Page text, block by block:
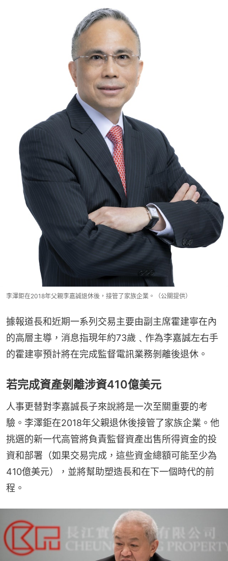
李澤鉅在2018年父親李嘉誠退休後，接管了家族企業。（公關提供）
據報道長和近期一系列交易主要由副主席霍建寧在內
的高層主導，消息指現年約73歲﹑作為李嘉誠左右手
的霍建寧預計將在完成監督電訊業務剝離後退休。
若完成資產剝離涉資410億美元
人事更替對李嘉誠長子來說將是一次至關重要的考
驗。李澤鉅在2018年父親退休後接管了家族企業。他
挑選的新一代高管將負責監督資產出售所得資金的投
資和部署（如果交易完成，這些資金總額可能至少為
410億美元），並將幫助塑造長和在下一個時代的前
程。